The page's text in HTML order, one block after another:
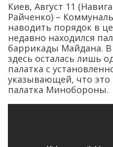
Киев, Август 11
Райченко) –
наводить порядок в
недавно находился
баррикады Майдана.
здесь осталась лишь
палатка с
указывающей, что
палатка Минобороны.